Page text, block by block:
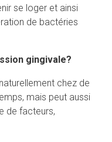
se loger et ainsi
de bactéries
gingivale?
chez de
mais peut aussi
de facteurs,